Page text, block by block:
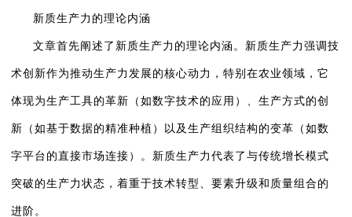
新质生产力的理论内涵
文章首先阐述了新质生产力的理论内涵。新质生产力强调技
术创新作为推动生产力发展的核心动力，特别在农业领域，它
体现为生产工具的革新（如数字技术的应用）、生产方式的创
新（如基于数据的精准种植）以及生产组织结构的变革（如数
字平台的直接市场连接）。新质生产力代表了与传统增长模式
突破的生产力状态，着重于技术转型、要素升级和质量组合的
进阶。